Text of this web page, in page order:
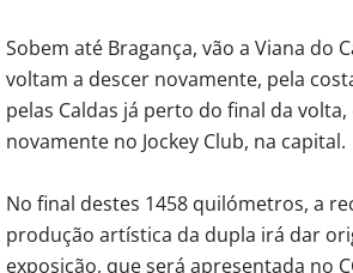
Sobem até Bragança, vão a Viana do
voltam a descer novamente, pela
pelas Caldas já perto do final da
novamente no Jockey Club, na capital.
No final destes 1458 quilómetros, a
produção artística da dupla irá dar
exposição, que será apresentada no